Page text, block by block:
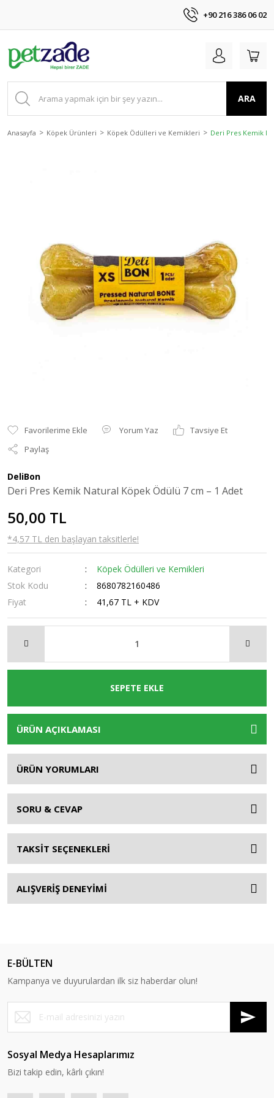
+90 216 386 06 02
ARA
Anasayfa Köpek Ürünleri Köpek Ödülleri ve Kemikleri Deri Pres Kemik
Yorum Yaz
Tavsiye Et
Paylaş
DeliBon
Deri Pres Kemik Natural Köpek Ödülü 7 cm – 1 Adet
50,00 TL
*4,57 TL den başlayan taksitlerle!
Kategori
Köpek Ödülleri ve Kemikleri
Stok Kodu
8680782160486
Fiyat
41,67 TL + KDV
SEPETE EKLE
ÜRÜN AÇIKLAMASI
ÜRÜN YORUMLARI
SORU & CEVAP
TAKSİT SEÇENEKLERİ
ALIŞVERİŞ DENEYİMİ
E-BÜLTEN
Kampanya ve duyurulardan ilk siz haberdar olun!
Sosyal Medya Hesaplarımız
Bizi takip edin, kârlı çıkın!